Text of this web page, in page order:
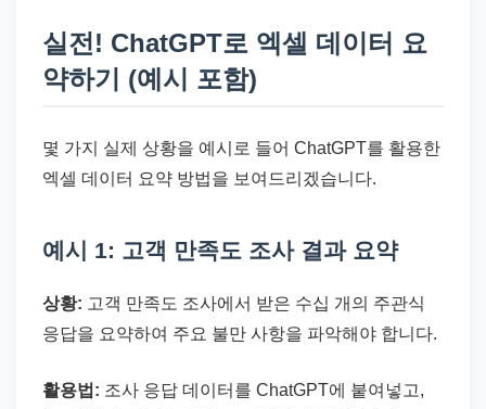
실전! ChatGPT로 엑셀 데이터 요
약하기 (예시 포함)
몇 가지 실제 상황을 예시로 들어 ChatGPT를 활용한
엑셀 데이터 요약 방법을 보여드리겠습니다.
예시 1: 고객 만족도 조사 결과 요약
상황: 고객 만족도 조사에서 받은 수십 개의 주관식
응답을 요약하여 주요 불만 사항을 파악해야 합니다.
활용법: 조사 응답 데이터를 ChatGPT에 붙여넣고,